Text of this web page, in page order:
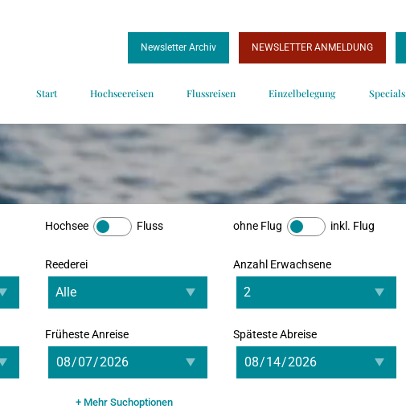
Newsletter Archiv NEWSLETTER ANMELDUNG
Start Hochseereisen Flussreisen Einzelbelegung Specials
Hochsee Fluss ohne Flug inkl. Flug
Reederei Anzahl Erwachsene
Früheste Anreise Späteste Abreise
+ Mehr Suchoptionen